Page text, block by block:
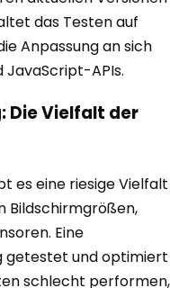
das Testen auf
Anpassung an sich
JavaScript-APIs.
Die Vielfalt der
es eine riesige Vielfalt
Bildschirmgrößen,
Eine
getestet und optimiert
schlecht performen,